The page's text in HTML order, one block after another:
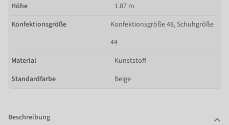
Höhe
1.87 m
Konfektionsgröße
Konfektionsgröße 48, Schuhgröße
44
Material
Kunststoff
Standardfarbe
Beige
Beschreibung